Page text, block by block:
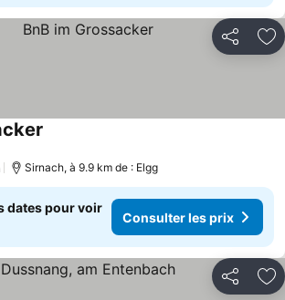
Partager
Sirnach, à 9.9 km de : Elgg
dates pour voir
Consulter les prix
Partager